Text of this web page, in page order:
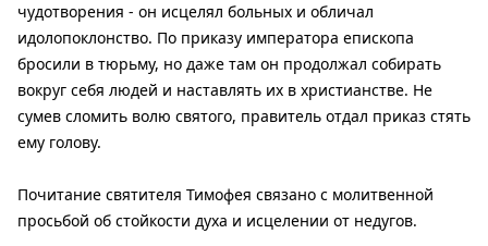
чудотворения - он исцелял больных и обличал
идолопоклонство. По приказу императора епископа
бросили в тюрьму, но даже там он продолжал собирать
вокруг себя людей и наставлять их в христианстве. Не
сумев сломить волю святого, правитель отдал приказ стять
ему голову.
Почитание святителя Тимофея связано с молитвенной
просьбой об стойкости духа и исцелении от недугов.